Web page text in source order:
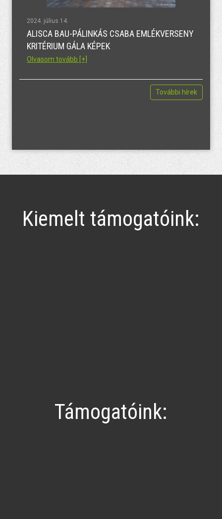
2024. július 14.
ALISCA BAU-PÁLINKÁS CSABA EMLÉKVERSENY
KRITÉRIUM GÁLA KÉPEK
Olvasom tovább [+]
További hírek
Kiemelt támogatóink:
Támogatóink: